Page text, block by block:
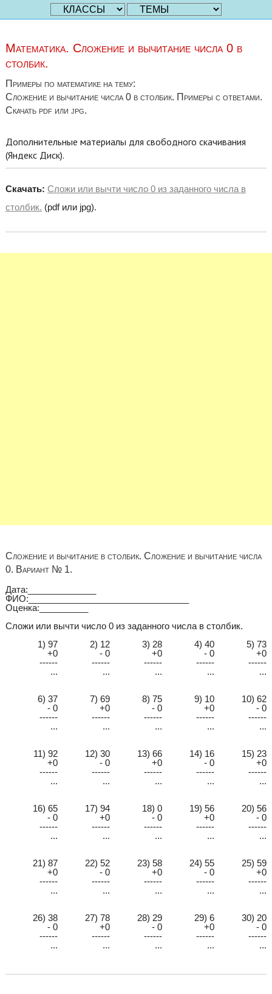
Математика. Сложение и вычитание числа 0 в
столбик.
Примеры по математике на тему:
Сложение и вычитание числа 0 в столбик. Примеры с ответами.
Скачать pdf или jpg.
Дополнительные материалы для свободного скачивания
(Яндекс Диск).
Скачать: Сложи или вычти число 0 из заданного числа в
столбик. (pdf или jpg).
Сложение и вычитание в столбик. Сложение и вычитание числа
0. Вариант № 1.
Дата:______________
ФИО:_________________________________
Оценка:__________
Сложи или вычти число 0 из заданного числа в столбик.
1) 97
2) 12 3) 28 4) 40
5) 73
+0
- 0 +0 - 0
+0
------
------ ------ ------
------
...
... ... ... ...
6) 37 7) 69 8) 75 9) 10
10) 62
- 0
+0 - 0 +0
- 0
------
------ ------ ------
------
...
... ... ... ...
11) 92 12) 30 13) 66 14) 16
15) 23
+0
- 0 +0 - 0
+0
------
------ ------ ------
------
...
... ... ... ...
16) 65 17) 94 18) 0 19) 56
20) 56
- 0
+0 - 0 +0
- 0
------
------ ------ ------
------
...
... ... ... ...
21) 87 22) 52 23) 58 24) 55
25) 59
+0
- 0 +0 - 0
+0
------
------ ------ ------
------
...
... ... ... ...
26) 38 27) 78 28) 29 29) 6
30) 20
- 0
+0 - 0 +0
- 0
------
------ ------ ------
------
...
... ... ... ...